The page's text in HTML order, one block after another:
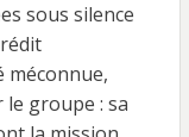
sous silence
groupe : sa